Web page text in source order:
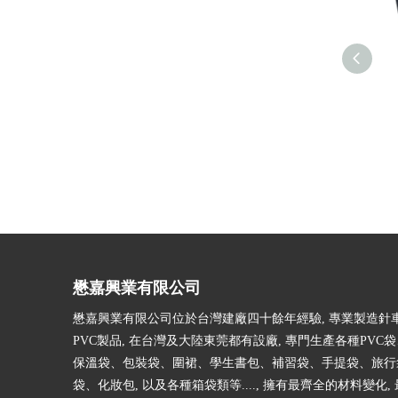
懋嘉興業有限公司
懋嘉興業有限公司位於台灣建廠四十餘年經驗, 專業製造針
PVC製品, 在台灣及大陸東莞都有設廠, 專門生產各種PVC
保溫袋、包裝袋、圍裙、學生書包、補習袋、手提袋、旅
袋、化妝包, 以及各種箱袋類等...., 擁有最齊全的材料變化,